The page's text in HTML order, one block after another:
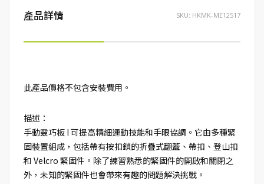
產品詳情 SKU: HKMK-ME12517
此產品價格不包含安裝費用。
描述：
手動靈巧板 I 可提高精細運動技能和手眼協調。它由多種緊
固裝置組成，包括帶有按扣鎖的折疊式翻蓋、帶扣、登山扣
和 Velcro 緊固件。除了練習熟悉的緊固件的開啟和關閉之
外，未知的緊固件也會帶來有趣的問題解決挑戰。